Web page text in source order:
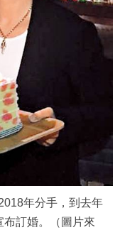
年分手，到去年
布訂婚。（圖片來